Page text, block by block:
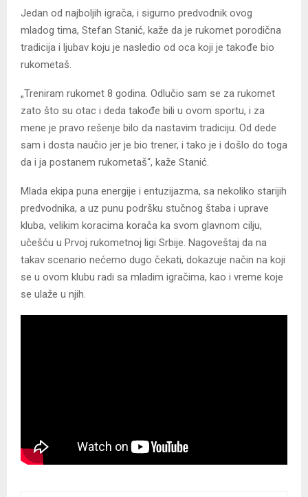
Jedan od najboljih igrača, i sigurno predvodnik ovog
mladog tima, Stefan Stanić, kaže da je rukomet porodična
tradicija i ljubav koju je nasledio od oca koji je takođe bio
rukometaš.
„Treniram rukomet 8 godina. Odlučio sam se za rukomet
zato što su otac i deda takođe bili u ovom sportu, i za
mene je pravo rešenje bilo da nastavim tradiciju. Od dede
sam i dosta naučio jer je bio trener, i tako je i došlo do toga
da i ja postanem rukometaš“, kaže Stanić.
Mlada ekipa puna energije i entuzijazma, sa nekoliko starijih
predvodnika, a uz punu podršku stučnog štaba i uprave
kluba, velikim koracima korača ka svom glavnom cilju,
učešću u Prvoj rukometnoj ligi Srbije. Nagoveštaj da na
takav scenario nećemo dugo čekati, dokazuje način na koji
se u ovom klubu radi sa mladim igračima, kao i vreme koje
se ulaže u njih.